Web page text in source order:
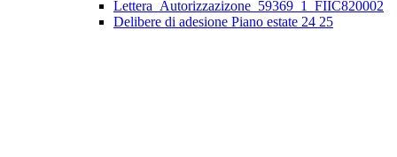
Lettera_Autorizzazizone_59369_1_FIIC820002
Delibere di adesione Piano estate 24 25